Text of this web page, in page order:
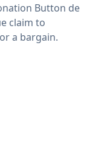
Button de
claim to
a bargain.